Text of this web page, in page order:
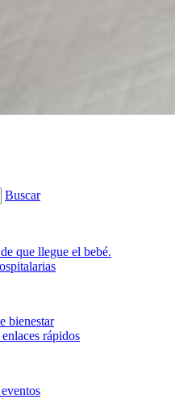
Buscar
que llegue el bebé.
bienestar
rápidos